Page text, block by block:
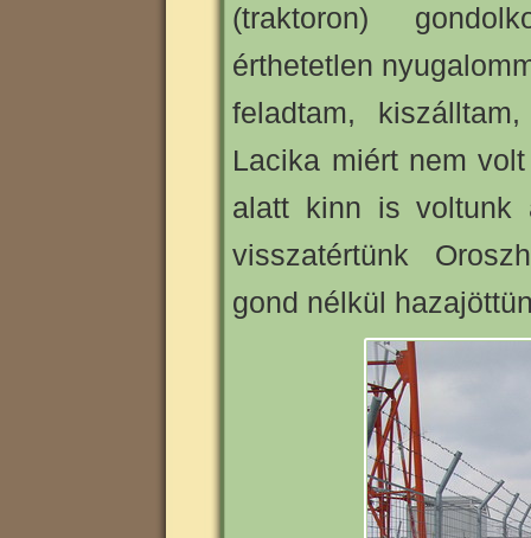
(traktoron)
érthetetlen
feladtam,
Lacika miért nem
alatt kinn is voltunk
visszatértünk
gond nélkül